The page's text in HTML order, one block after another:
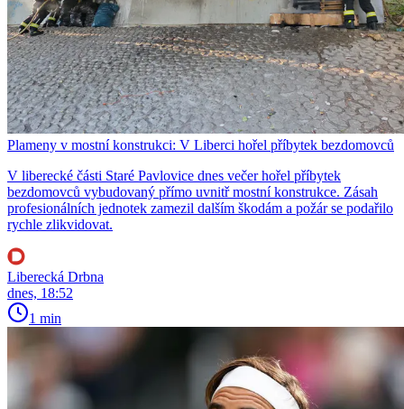
Plameny v mostní konstrukci: V Liberci hořel příbytek bezdomovců
V liberecké části Staré Pavlovice dnes večer hořel příbytek
bezdomovců vybudovaný přímo uvnitř mostní konstrukce. Zásah
profesionálních jednotek zamezil dalším škodám a požár se podařilo
rychle zlikvidovat.
Liberecká Drbna
dnes, 18:52
1 min